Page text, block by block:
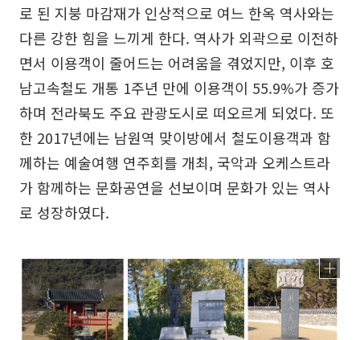
로 된 지붕 마감재가 인상적으로 여느 한옥 역사와는
다른 강한 힘을 느끼게 한다. 역사가 외곽으로 이전하
면서 이용객이 줄어드는 어려움을 겪었지만, 이후 호
남고속철도 개통 1주년 만에 이용객이 55.9%가 증가
하며 전라북도 주요 관광도시로 떠오르게 되었다. 또
한 2017년에는 남원역 맞이방에서 철도이용객과 함
께하는 예술여행 연주회를 개최, 국악과 오케스트라
가 함께하는 문화공연을 선보이며 문화가 있는 역사
로 성장하였다.